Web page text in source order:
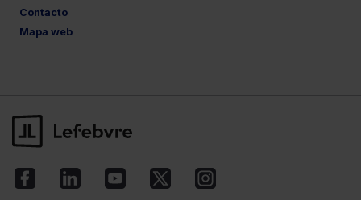
Contacto
Mapa web